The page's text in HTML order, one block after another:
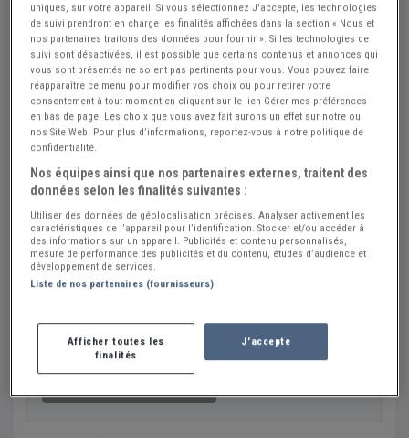
Réf : A876308 Actualisée le : 31/07/2026
MATCHLESS G5 - 1960
Créer une alerte MATCHLESS G5
3 800 €
Vendeur Particulier
Nord (59) - MAIRIEUX (59600)
Voir le téléphone
uniques, sur votre appareil. Si vous sélectionnez J'accepte, les technologies
de suivi prendront en charge les finalités affichées dans la section « Nous et
nos partenaires traitons des données pour fournir ». Si les technologies de
suivi sont désactivées, il est possible que certains contenus et annonces qui
vous sont présentés ne soient pas pertinents pour vous. Vous pouvez faire
réapparaître ce menu pour modifier vos choix ou pour retirer votre
consentement à tout moment en cliquant sur le lien Gérer mes préférences
en bas de page. Les choix que vous avez fait aurons un effet sur notre ou
nos Site Web. Pour plus d’informations, reportez-vous à notre politique de
confidentialité.
Nos équipes ainsi que nos partenaires externes, traitent des
données selon les finalités suivantes :
Utiliser des données de géolocalisation précises. Analyser activement les
caractéristiques de l’appareil pour l’identification. Stocker et/ou accéder à
des informations sur un appareil. Publicités et contenu personnalisés,
mesure de performance des publicités et du contenu, études d’audience et
développement de services.
Liste de nos partenaires (fournisseurs)
Afficher toutes les
finalités
J'accepte